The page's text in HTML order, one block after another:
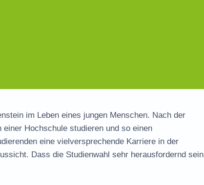
im Leben eines jungen Menschen. Nach der
Hochschule studieren und so einen
eine vielversprechende Karriere in der
Dass die Studienwahl sehr herausfordernd sein